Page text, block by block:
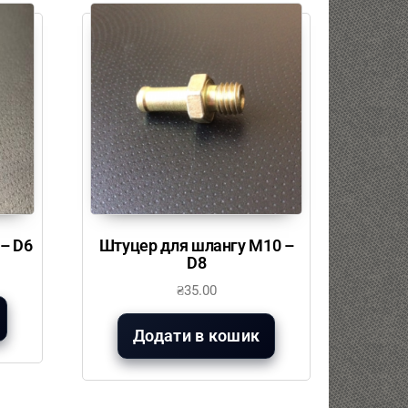
D6
Штуцер для шлангу М10 –
D8
₴35.00
Додати в кошик